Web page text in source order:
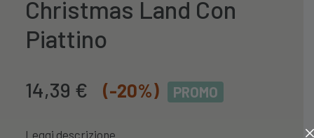
Christmas Land Con
Piattino
Il
originale
14,39 €
attuale
(-20%) PROMO
Leggi descrizione